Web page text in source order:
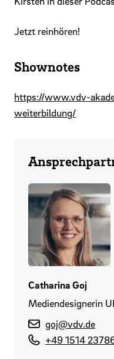
Jetzt reinhören!
Shownotes
https://www.vdv-
weiterbildung/
Catharina Goj
Mediendesignerin
goj@vdv.de
+49 1514